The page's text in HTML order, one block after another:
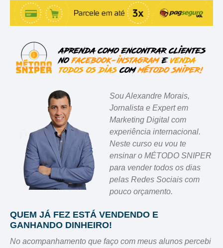
Sou Alexandre Morais,
Jornalista e Expert em
Marketing Digital com
experiência internacional.
Neste curso eu vou te
ensinar o MÉTODO SNIPER
para vender todos os dias
pelas Redes Sociais com
pouco orçamento.
QUEM JÁ FEZ ESTÁ VENDENDO E
GANHANDO DINHEIRO!
No acompanhamento que faço com meus alunos percebi